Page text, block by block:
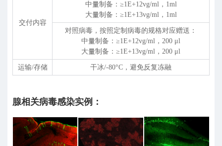
交付内容
中量制备：≥1E+12vg/ml，1ml
⼤量制备：≥1E+13vg/ml，1ml
对照病毒，按照定制病毒的规格对应赠送：
中量制备：≥1E+12vg/ml，200 μl
⼤量制备：≥1E+13vg/ml，200 μl
运输/存储 干冰/-80°C，避免反复冻融
腺相关病毒感染实例：